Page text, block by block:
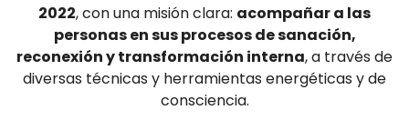
2022, con una misión clara: acompañar a las
personas en sus procesos de sanación,
reconexión y transformación interna, a través de
diversas técnicas y herramientas energéticas y de
consciencia.